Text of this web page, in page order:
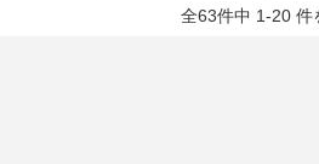
全63件中 1-20 件